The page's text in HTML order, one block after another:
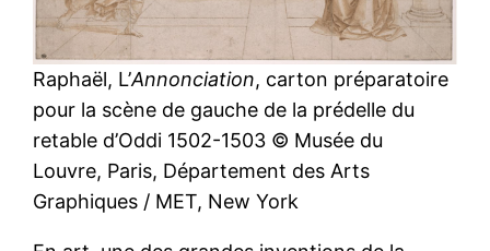
Raphaël, L’Annonciation, carton préparatoire
pour la scène de gauche de la prédelle du
retable d’Oddi 1502-1503 © Musée du
Louvre, Paris, Département des Arts
Graphiques / MET, New York